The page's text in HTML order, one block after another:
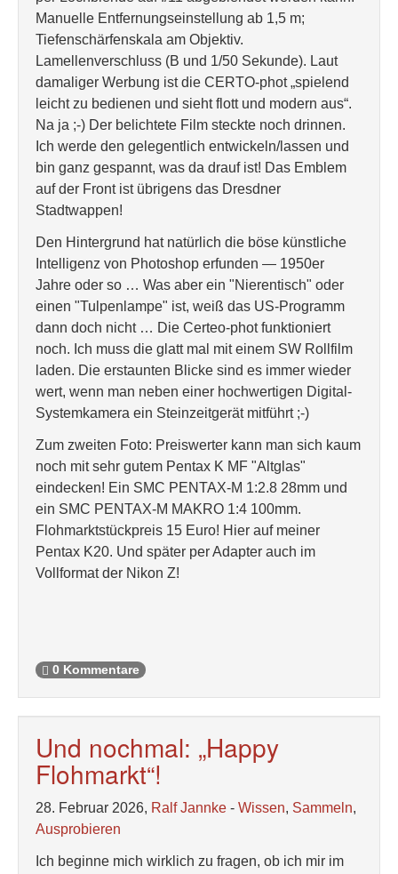
Manuelle Entfernungseinstellung ab 1,5 m;
Tiefenschärfenskala am Objektiv.
Lamellenverschluss (B und 1/50 Sekunde). Laut
damaliger Werbung ist die CERTO-phot „spielend
leicht zu bedienen und sieht flott und modern aus“.
Na ja ;-) Der belichtete Film steckte noch drinnen.
Ich werde den gelegentlich entwickeln/lassen und
bin ganz gespannt, was da drauf ist! Das Emblem
auf der Front ist übrigens das Dresdner
Stadtwappen!
Den Hintergrund hat natürlich die böse künstliche
Intelligenz von Photoshop erfunden — 1950er
Jahre oder so … Was aber ein "Nierentisch" oder
einen "Tulpenlampe" ist, weiß das US-Programm
dann doch nicht … Die Certeo-phot funktioniert
noch. Ich muss die glatt mal mit einem SW Rollfilm
laden. Die erstaunten Blicke sind es immer wieder
wert, wenn man neben einer hochwertigen Digital-
Systemkamera ein Steinzeitgerät mitführt ;-)
Zum zweiten Foto: Preiswerter kann man sich kaum
noch mit sehr gutem Pentax K MF "Altglas"
eindecken! Ein SMC PENTAX-M 1:2.8 28mm und
ein SMC PENTAX-M MAKRO 1:4 100mm.
Flohmarktstückpreis 15 Euro! Hier auf meiner
Pentax K20. Und später per Adapter auch im
Vollformat der Nikon Z!
0 Kommentare
Und nochmal: „Happy
Flohmarkt“!
28. Februar 2026, Ralf Jannke - Wissen, Sammeln,
Ausprobieren
Ich beginne mich wirklich zu fragen, ob ich mir im